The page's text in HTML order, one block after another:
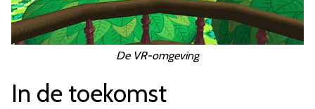
De VR-omgeving
In de toekomst